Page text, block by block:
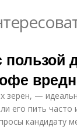
пользой
зерен, —
его пить
кандидату